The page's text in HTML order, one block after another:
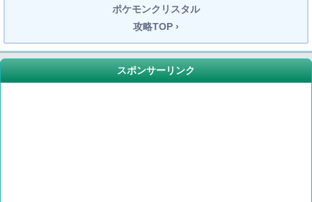
ポケモンクリスタル
攻略TOP ›
スポンサーリンク